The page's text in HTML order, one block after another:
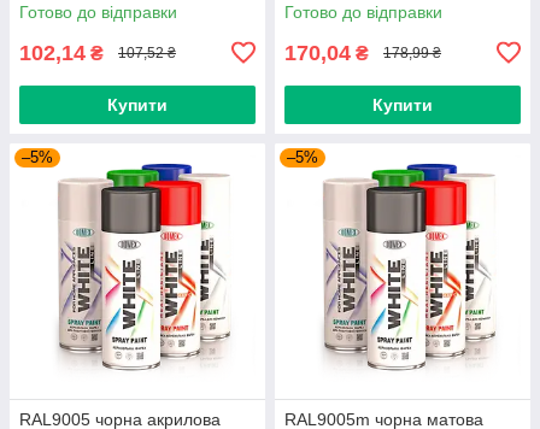
Готово до відправки
102,14 ₴ 107,52 ₴
Купити
Готово до відправки
170,04 ₴ 178,99 ₴
Купити
–5%
RAL9005 чорна акрилова
–5%
RAL9005m чорна матова